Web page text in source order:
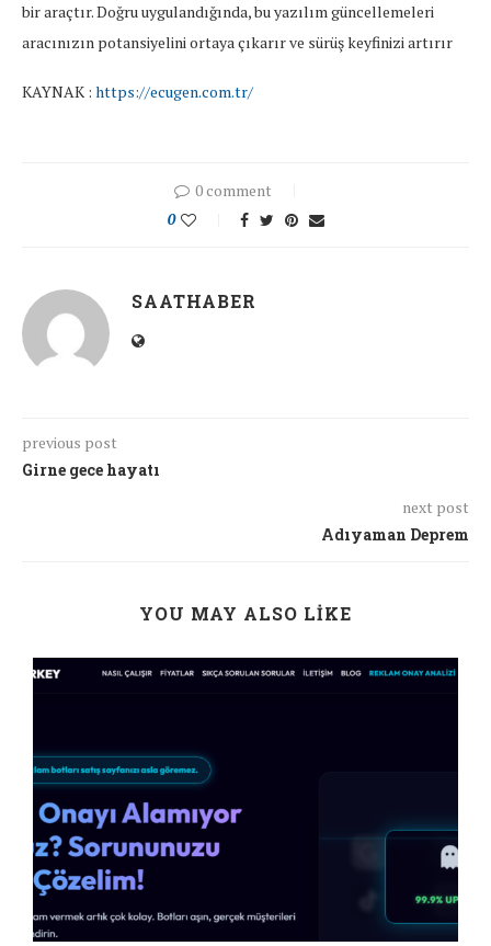
bir araçtır. Doğru uygulandığında, bu yazılım güncellemeleri
aracınızın potansiyelini ortaya çıkarır ve sürüş keyfinizi artırır
KAYNAK : https://ecugen.com.tr/
0 comment
0
SAATHABER
previous post
Girne gece hayatı
next post
Adıyaman Deprem
YOU MAY ALSO LIKE